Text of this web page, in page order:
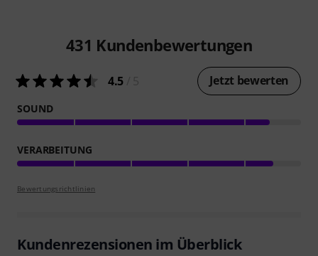
431 Kundenbewertungen
4.5 Jetzt bewerten
SOUND
VERARBEITUNG
Bewertungsrichtlinien
Kundenrezensionen im Überblick